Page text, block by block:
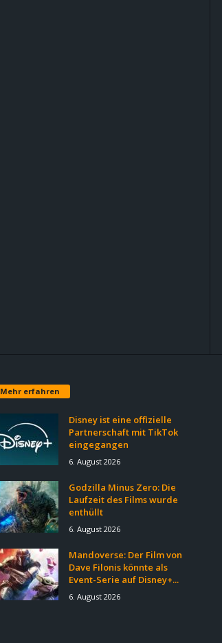
Mehr erfahren
Disney ist eine offizielle
Partnerschaft mit TikTok
eingegangen
6. August 2026
Godzilla Minus Zero: Die
Laufzeit des Films wurde
enthüllt
6. August 2026
Mandoverse: Der Film von
Dave Filonis könnte als
Event-Serie auf Disney+...
6. August 2026